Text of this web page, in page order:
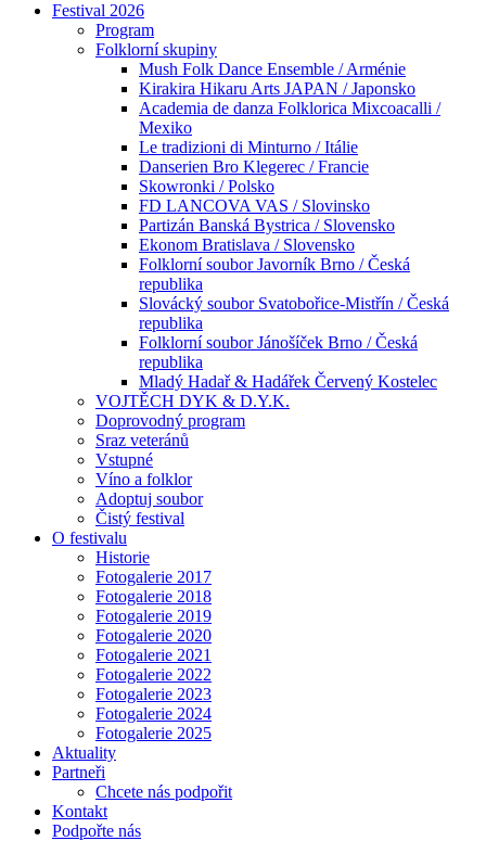
Festival 2026
Program
Folklorní skupiny
Mush Folk Dance Ensemble / Arménie
Kirakira Hikaru Arts JAPAN / Japonsko
Academia de danza Folklorica Mixcoacalli /
Mexiko
Le tradizioni di Minturno / Itálie
Danserien Bro Klegerec / Francie
Skowronki / Polsko
FD LANCOVA VAS / Slovinsko
Partizán Banská Bystrica / Slovensko
Ekonom Bratislava / Slovensko
Folklorní soubor Javorník Brno / Česká
republika
Slovácký soubor Svatobořice-Mistřín / Česká
republika
Folklorní soubor Jánošíček Brno / Česká
republika
Mladý Hadař & Hadářek Červený Kostelec
VOJTĚCH DYK & D.Y.K.
Doprovodný program
Sraz veteránů
Vstupné
Víno a folklor
Adoptuj soubor
Čistý festival
O festivalu
Historie
Fotogalerie 2017
Fotogalerie 2018
Fotogalerie 2019
Fotogalerie 2020
Fotogalerie 2021
Fotogalerie 2022
Fotogalerie 2023
Fotogalerie 2024
Fotogalerie 2025
Aktuality
Partneři
Chcete nás podpořit
Kontakt
Podpořte nás